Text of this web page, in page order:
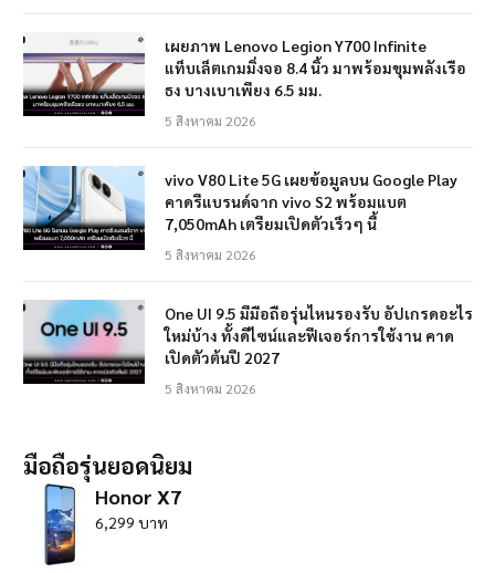
เผยภาพ Lenovo Legion Y700 Infinite
แท็บเล็ตเกมมิ่งจอ 8.4 นิ้ว มาพร้อมขุมพลังเรือ
ธง บางเบาเพียง 6.5 มม.
5 สิงหาคม 2026
vivo V80 Lite 5G เผยข้อมูลบน Google Play
คาดรีแบรนด์จาก vivo S2 พร้อมแบต
7,050mAh เตรียมเปิดตัวเร็วๆ นี้
5 สิงหาคม 2026
One UI 9.5 มีมือถือรุ่นไหนรองรับ อัปเกรดอะไร
ใหม่บ้าง ทั้งดีไซน์และฟีเจอร์การใช้งาน คาด
เปิดตัวต้นปี 2027
5 สิงหาคม 2026
มือถือรุ่นยอดนิยม
Honor X7
6,299 บาท